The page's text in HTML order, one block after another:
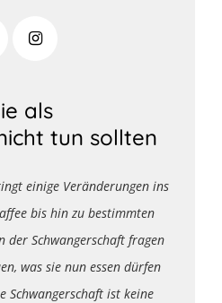
als
tun sollten
einige Veränderungen ins
bis hin zu bestimmten
der Schwangerschaft fragen
was sie nun essen dürfen
Schwangerschaft ist keine